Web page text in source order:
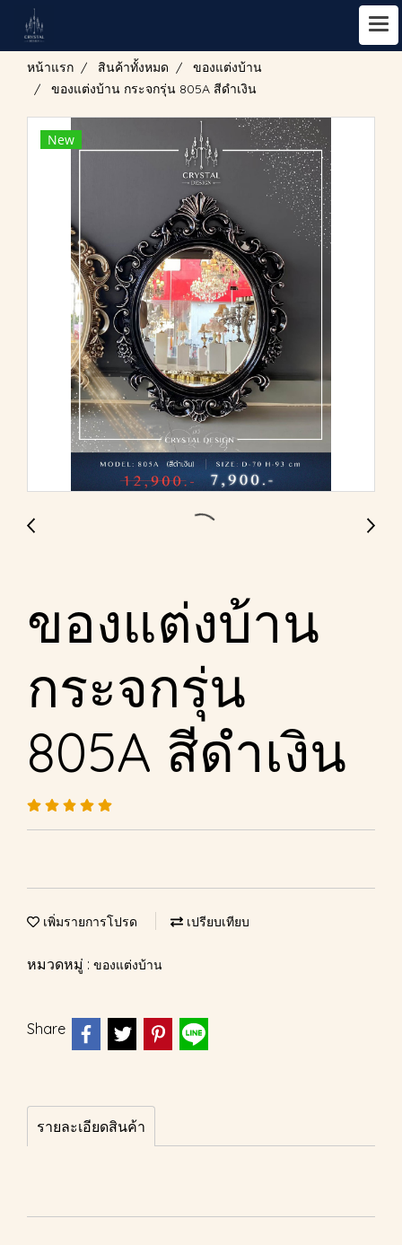
หน้าแรก สินค้าทั้งหมด
ของแต่งบ้าน
ของแต่งบ้าน กระจกรุ่น 805A สีดำเงิน
New
ของแต่งบ้าน
กระจกรุ่น
805A สีดำเงิน
เพิ่มรายการโปรด เปรียบเทียบ
หมวดหมู่ : ของแต่งบ้าน
Share
รายละเอียดสินค้า